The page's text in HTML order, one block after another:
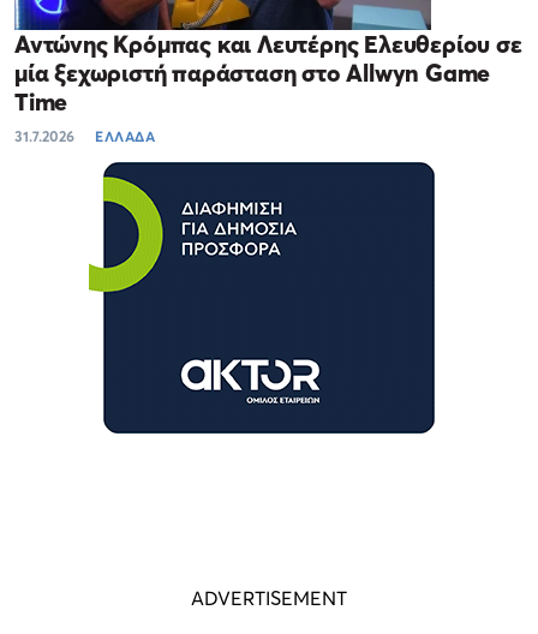
Αντώνης Κρόμπας και Λευτέρης Ελευθερίου σε
μία ξεχωριστή παράσταση στο Allwyn Game
Time
31.7.2026 ΕΛΛΑΔΑ